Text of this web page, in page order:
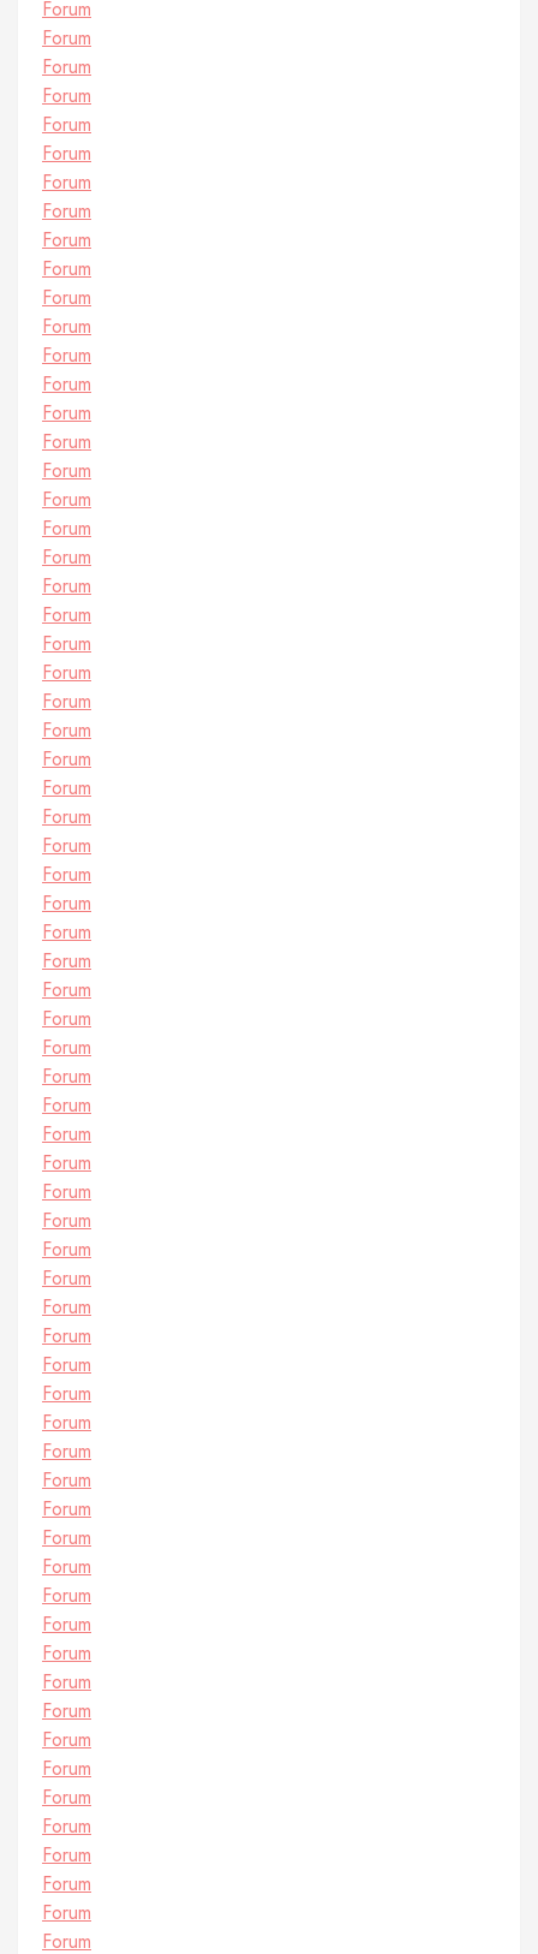
Forum
Forum
Forum
Forum
Forum
Forum
Forum
Forum
Forum
Forum
Forum
Forum
Forum
Forum
Forum
Forum
Forum
Forum
Forum
Forum
Forum
Forum
Forum
Forum
Forum
Forum
Forum
Forum
Forum
Forum
Forum
Forum
Forum
Forum
Forum
Forum
Forum
Forum
Forum
Forum
Forum
Forum
Forum
Forum
Forum
Forum
Forum
Forum
Forum
Forum
Forum
Forum
Forum
Forum
Forum
Forum
Forum
Forum
Forum
Forum
Forum
Forum
Forum
Forum
Forum
Forum
Forum
Forum